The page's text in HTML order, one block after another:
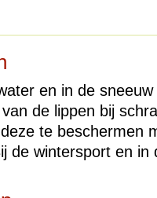
en in de
de lippen bij
te beschermen
de wintersport en in